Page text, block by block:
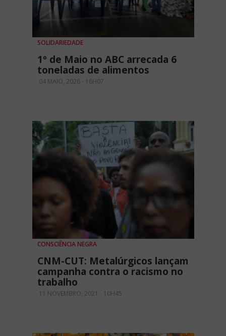
SOLIDARIEDADE
1º de Maio no ABC arrecada 6
toneladas de alimentos
04 MAIO, 2026 - 16H07
CONSCIÊNCIA NEGRA
CNM-CUT: Metalúrgicos lançam
campanha contra o racismo no
trabalho
11 NOVEMBRO, 2021 - 10H45